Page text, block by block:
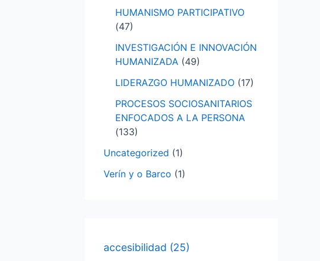
HUMANISMO PARTICIPATIVO
(47)
INVESTIGACIÓN E INNOVACIÓN
HUMANIZADA (49)
LIDERAZGO HUMANIZADO (17)
PROCESOS SOCIOSANITARIOS
ENFOCADOS A LA PERSONA
(133)
Uncategorized (1)
Verín y o Barco (1)
accesibilidad (25)